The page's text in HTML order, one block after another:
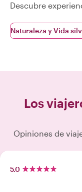
Descubre
Naturaleza y Vida
Los
Opiniones de
5.0